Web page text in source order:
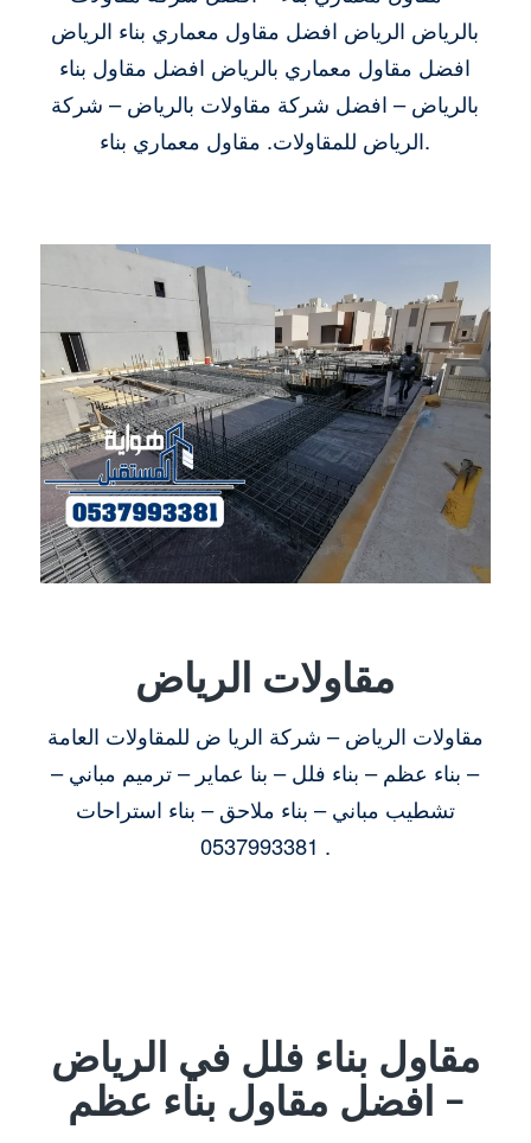
بالرياض الرياض افضل مقاول معماري بناء الرياض
افضل مقاول معماري بالرياض افضل مقاول بناء
بالرياض – افضل شركة مقاولات بالرياض – شركة
الرياض للمقاولات. مقاول معماري بناء.
مقاولات الرياض
مقاولات الرياض – شركة الريا ض للمقاولات العامة
– بناء عظم – بناء فلل – بنا عماير – ترميم مباني –
تشطيب مباني – بناء ملاحق – بناء استراحات
0537993381 .
مقاول بناء فلل في الرياض
– افضل مقاول بناء عظم